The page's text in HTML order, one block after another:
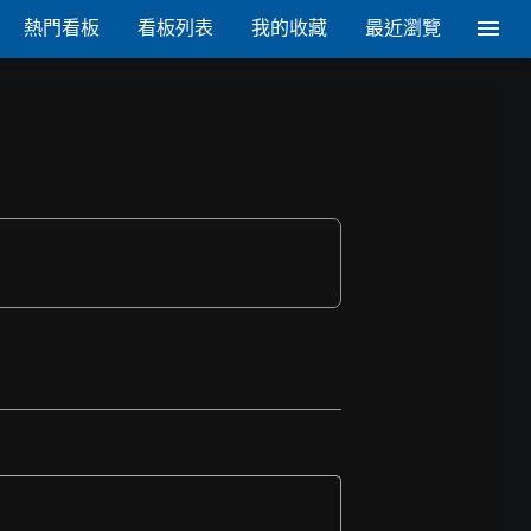
熱門看板 看板列表 我的收藏 最近瀏覽